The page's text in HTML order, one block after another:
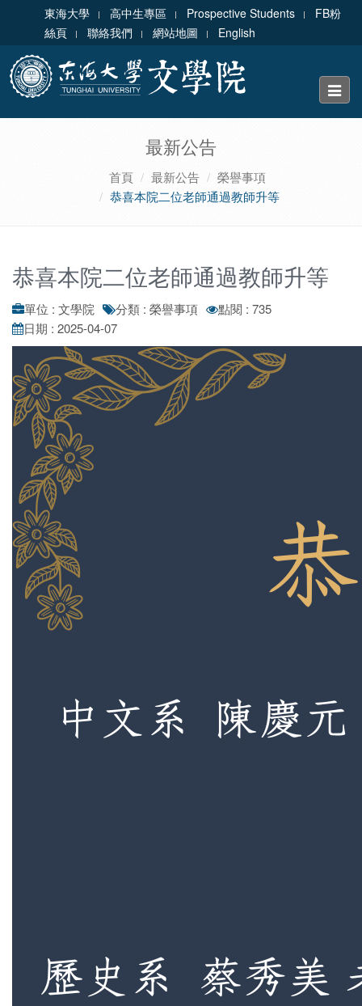
東海大學 高中生專區 Prospective Students
FB粉
絲頁
聯絡我們 網站地圖 English
Toggle
最新公告
首頁 最新公告
榮譽事項
恭喜本院二位老師通過教師升等
恭喜本院二位老師通過教師升等
單位 : 文學院 分類 : 榮譽事項
點閱 : 735
日期 : 2025-04-07